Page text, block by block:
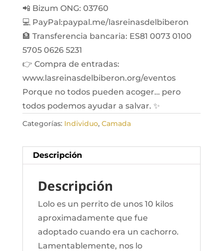
📲 Bizum ONG: 03760
💻 PayPal:paypal.me/lasreinasdelbiberon
🏦 Transferencia bancaria: ES81 0073 0100
5705 0626 5231
👉 Compra de entradas:
www.lasreinasdelbiberon.org/eventos
Porque no todos pueden acoger… pero
todos podemos ayudar a salvar. ✨
Categorías: Individuo, Camada
Descripción
Descripción
Lolo es un perrito de unos 10 kilos
aproximadamente que fue
adoptado cuando era un cachorro.
Lamentablemente, nos lo